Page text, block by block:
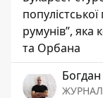
румунів”, яка
та Орбана